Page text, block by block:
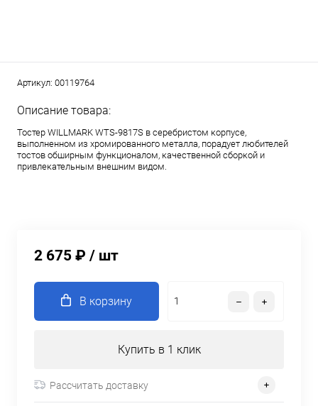
Артикул: 00119764
Описание товара:
Тостер WILLMARK WTS-9817S в серебристом корпусе,
выполненном из хромированного металла, порадует любителей
тостов обширным функционалом, качественной сборкой и
привлекательным внешним видом.
2 675 ₽ / шт
В корзину
Купить в 1 клик
Рассчитать доставку